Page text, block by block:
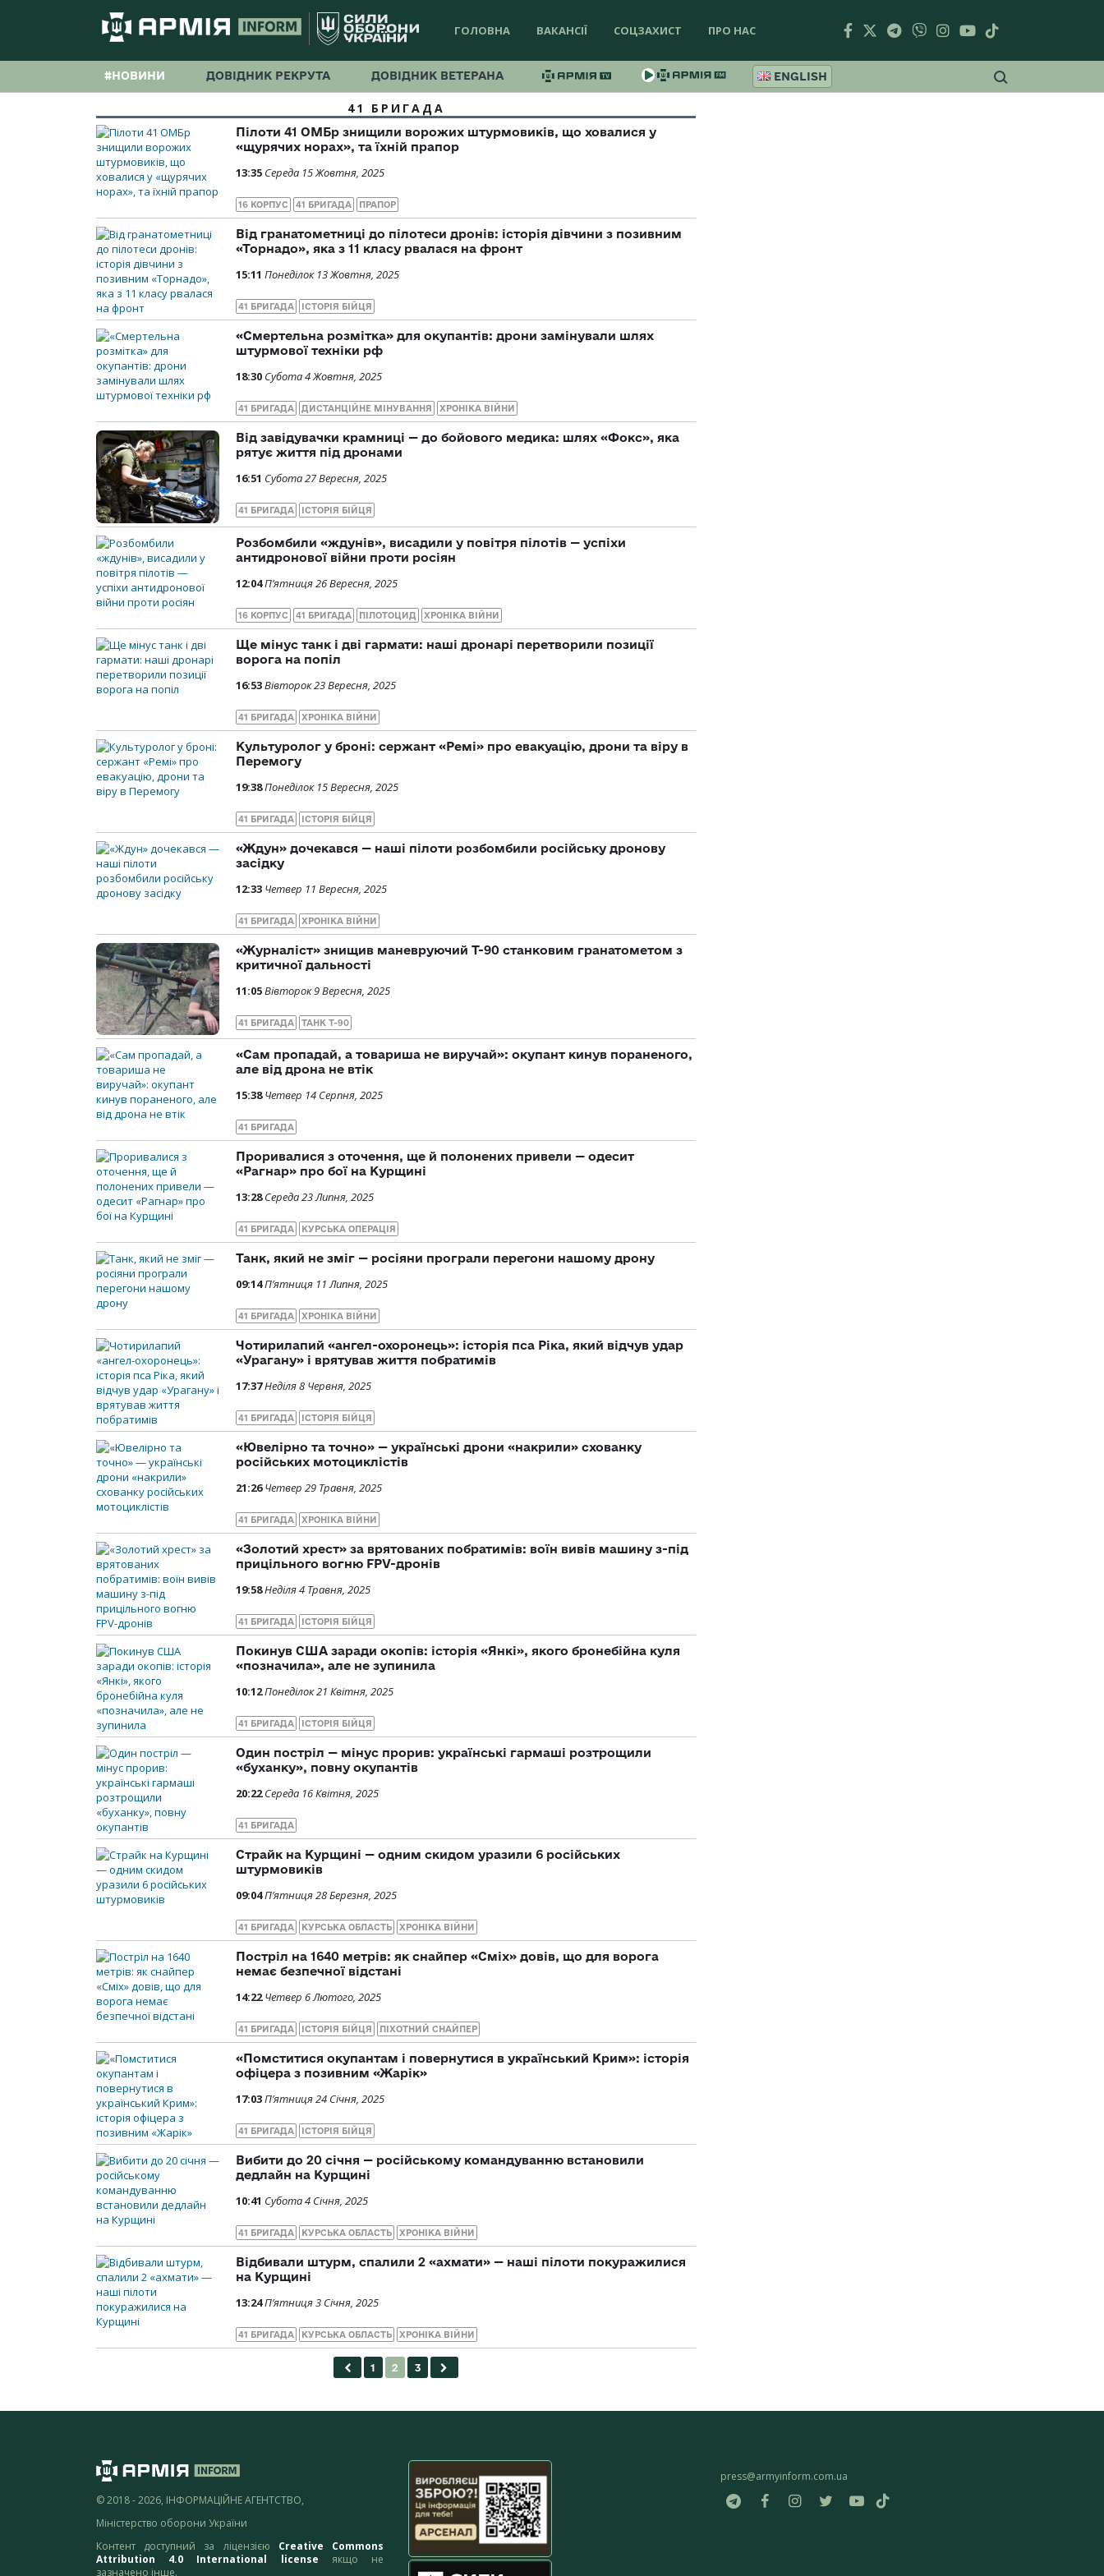
ГОЛОВНА ВАКАНСІЇ СОЦЗАХИСТ ПРО НАС
#НОВИНИ ДОВІДНИК РЕКРУТА ДОВІДНИК ВЕТЕРАНА ENGLISH
41 БРИГАДА
Пілоти 41 ОМБр знищили ворожих штурмовиків, що ховалися у
«щурячих норах», та їхній прапор
13:35 Середа 15 Жовтня, 2025
16 КОРПУС 41 БРИГАДА ПРАПОР
Від гранатометниці до пілотеси дронів: історія дівчини з позивним
«Торнадо», яка з 11 класу рвалася на фронт
15:11 Понеділок 13 Жовтня, 2025
41 БРИГАДА ІСТОРІЯ БІЙЦЯ
«Смертельна розмітка» для окупантів: дрони замінували шлях
штурмової техніки рф
18:30 Субота 4 Жовтня, 2025
41 БРИГАДА ДИСТАНЦІЙНЕ МІНУВАННЯ ХРОНІКА ВІЙНИ
Від завідувачки крамниці — до бойового медика: шлях «Фокс», яка
рятує життя під дронами
16:51 Субота 27 Вересня, 2025
41 БРИГАДА ІСТОРІЯ БІЙЦЯ
Розбомбили «ждунів», висадили у повітря пілотів — успіхи
антидронової війни проти росіян
12:04П’ятниця 26 Вересня, 2025
16 КОРПУС 41 БРИГАДА ПІЛОТОЦИД ХРОНІКА ВІЙНИ
Ще мінус танк і дві гармати: наші дронарі перетворили позиції
ворога на попіл
16:53Вівторок 23 Вересня, 2025
41 БРИГАДА ХРОНІКА ВІЙНИ
Культуролог у броні: сержант «Ремі» про евакуацію, дрони та віру в
Перемогу
19:38Понеділок 15 Вересня, 2025
41 БРИГАДА ІСТОРІЯ БІЙЦЯ
«Ждун» дочекався — наші пілоти розбомбили російську дронову
засідку
12:33 Четвер 11 Вересня, 2025
41 БРИГАДА ХРОНІКА ВІЙНИ
«Журналіст» знищив маневруючий Т-90 станковим гранатометом з
критичної дальності
11:05Вівторок 9 Вересня, 2025
41 БРИГАДА ТАНК Т-90
«Сам пропадай, а товариша не виручай»: окупант кинув пораненого,
але від дрона не втік
15:38 Четвер 14 Серпня, 2025
41 БРИГАДА
Проривалися з оточення, ще й полонених привели — одесит
«Рагнар» про бої на Курщині
13:28 Середа 23 Липня, 2025
41 БРИГАДА КУРСЬКА ОПЕРАЦІЯ
Танк, який не зміг — росіяни програли перегони нашому дрону
09:14П’ятниця 11 Липня, 2025
41 БРИГАДА ХРОНІКА ВІЙНИ
Чотирилапий «ангел-охоронець»: історія пса Ріка, який відчув удар
«Урагану» і врятував життя побратимів
17:37Неділя 8 Червня, 2025
41 БРИГАДА ІСТОРІЯ БІЙЦЯ
«Ювелірно та точно» — українські дрони «накрили» схованку
російських мотоциклістів
21:26 Четвер 29 Травня, 2025
41 БРИГАДА ХРОНІКА ВІЙНИ
«Золотий хрест» за врятованих побратимів: воїн вивів машину з-під
прицільного вогню FPV-дронів
19:58Неділя 4 Травня, 2025
41 БРИГАДА ІСТОРІЯ БІЙЦЯ
Покинув США заради окопів: історія «Янкі», якого бронебійна куля
«позначила», але не зупинила
10:12Понеділок 21 Квітня, 2025
41 БРИГАДА ІСТОРІЯ БІЙЦЯ
Один постріл — мінус прорив: українські гармаші розтрощили
«буханку», повну окупантів
20:22 Середа 16 Квітня, 2025
41 БРИГАДА
Страйк на Курщині — одним скидом уразили 6 російських
штурмовиків
09:04П’ятниця 28 Березня, 2025
41 БРИГАДА КУРСЬКА ОБЛАСТЬ ХРОНІКА ВІЙНИ
Постріл на 1640 метрів: як снайпер «Сміх» довів, що для ворога
немає безпечної відстані
14:22 Четвер 6 Лютого, 2025
41 БРИГАДА ІСТОРІЯ БІЙЦЯ ПІХОТНИЙ СНАЙПЕР
«Помститися окупантам і повернутися в український Крим»: історія
офіцера з позивним «Жарік»
17:03П’ятниця 24 Січня, 2025
41 БРИГАДА ІСТОРІЯ БІЙЦЯ
Вибити до 20 січня — російському командуванню встановили
дедлайн на Курщині
10:41 Субота 4 Січня, 2025
41 БРИГАДА КУРСЬКА ОБЛАСТЬ ХРОНІКА ВІЙНИ
Відбивали штурм, спалили 2 «ахмати» — наші пілоти покуражилися
на Курщині
13:24П’ятниця 3 Січня, 2025
41 БРИГАДА КУРСЬКА ОБЛАСТЬ ХРОНІКА ВІЙНИ
© 2018 - 2026, ІНФОРМАЦІЙНЕ АГЕНТСТВО,
Міністерство оборони України
Контент доступний за ліцензією Creative Commons
Attribution 4.0 International license якщо не
зазначено інше.
press@armyinform.com.ua